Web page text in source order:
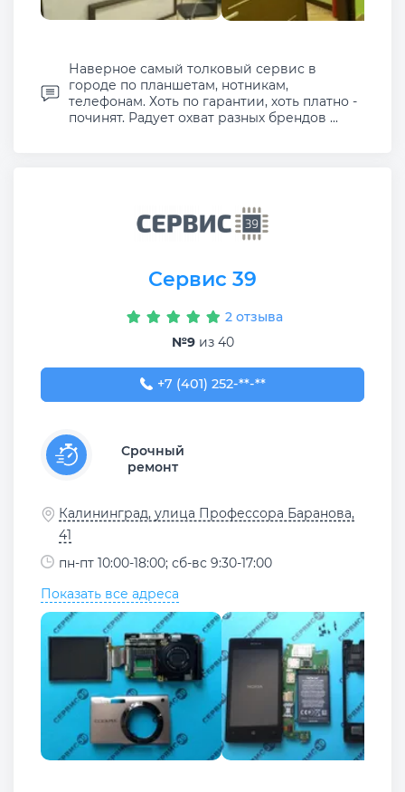
Наверное самый толковый сервис в
городе по планшетам, нотникам,
телефонам. Хоть по гарантии, хоть платно -
починят. Радует охват разных брендов ...
Сервис 39
2 отзыва
№9из 40
+7 (401) 252-43-21
+7 (401) 252-**-**
Срочный
ремонт
Калининград, улица Профессора Баранова,
41
пн-пт 10:00-18:00; сб-вс 9:30-17:00
Показать все адреса